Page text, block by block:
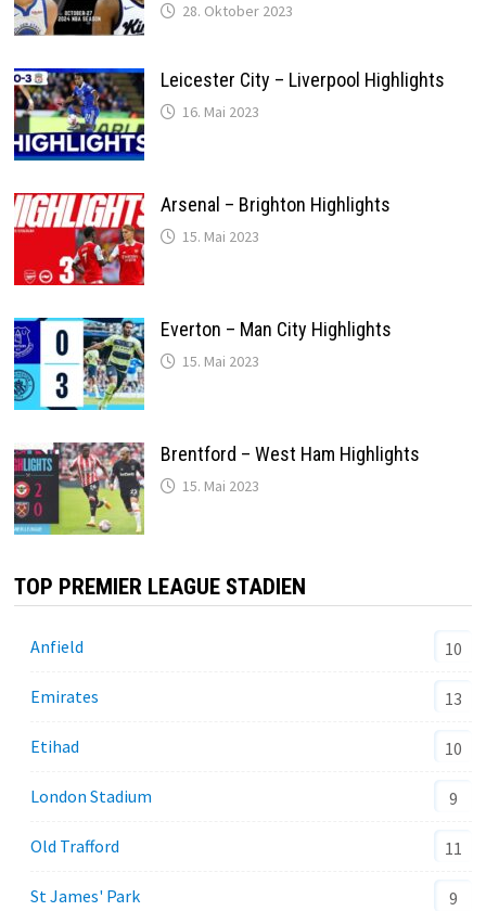
28. Oktober 2023
Leicester City – Liverpool Highlights
16. Mai 2023
Arsenal – Brighton Highlights
15. Mai 2023
Everton – Man City Highlights
15. Mai 2023
Brentford – West Ham Highlights
15. Mai 2023
TOP PREMIER LEAGUE STADIEN
Anfield 10
Emirates 13
Etihad 10
London Stadium 9
Old Trafford 11
St James' Park 9